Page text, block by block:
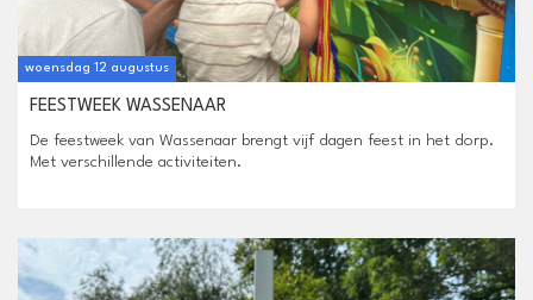
woensdag 12 augustus
FEESTWEEK WASSENAAR
De feestweek van Wassenaar brengt vijf dagen feest in het dorp.
Met verschillende activiteiten.